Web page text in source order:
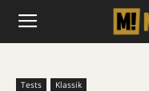
Tests Klassik